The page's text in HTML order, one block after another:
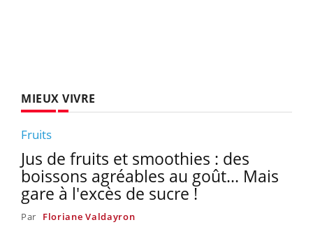
MIEUX VIVRE
Fruits
Jus de fruits et smoothies : des
boissons agréables au goût... Mais
gare à l'excès de sucre !
Par Floriane Valdayron